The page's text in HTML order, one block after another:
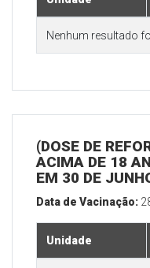
Nenhum resultado
(DOSE DE
ACIMA DE 18
EM 30 DE
Data de Vacinação:
Unidade